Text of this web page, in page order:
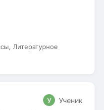
Литературное
У Ученик